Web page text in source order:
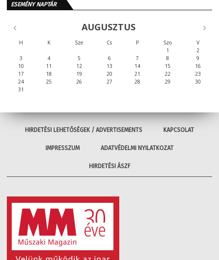
ESEMÉNY NAPTÁR
AUGUSZTUS
H K Sze Cs P Szo
V
1
2
3
4 5 6 7 8
9
10
11 12 13 14 15
16
17
18 19 20 21 22
23
24
25 26 27 28 29
30
31
HIRDETÉSI LEHETŐSÉGEK / ADVERTISEMENTS KAPCSOLAT
IMPRESSZUM ADATVÉDELMI NYILATKOZAT
HIRDETÉSI ÁSZF